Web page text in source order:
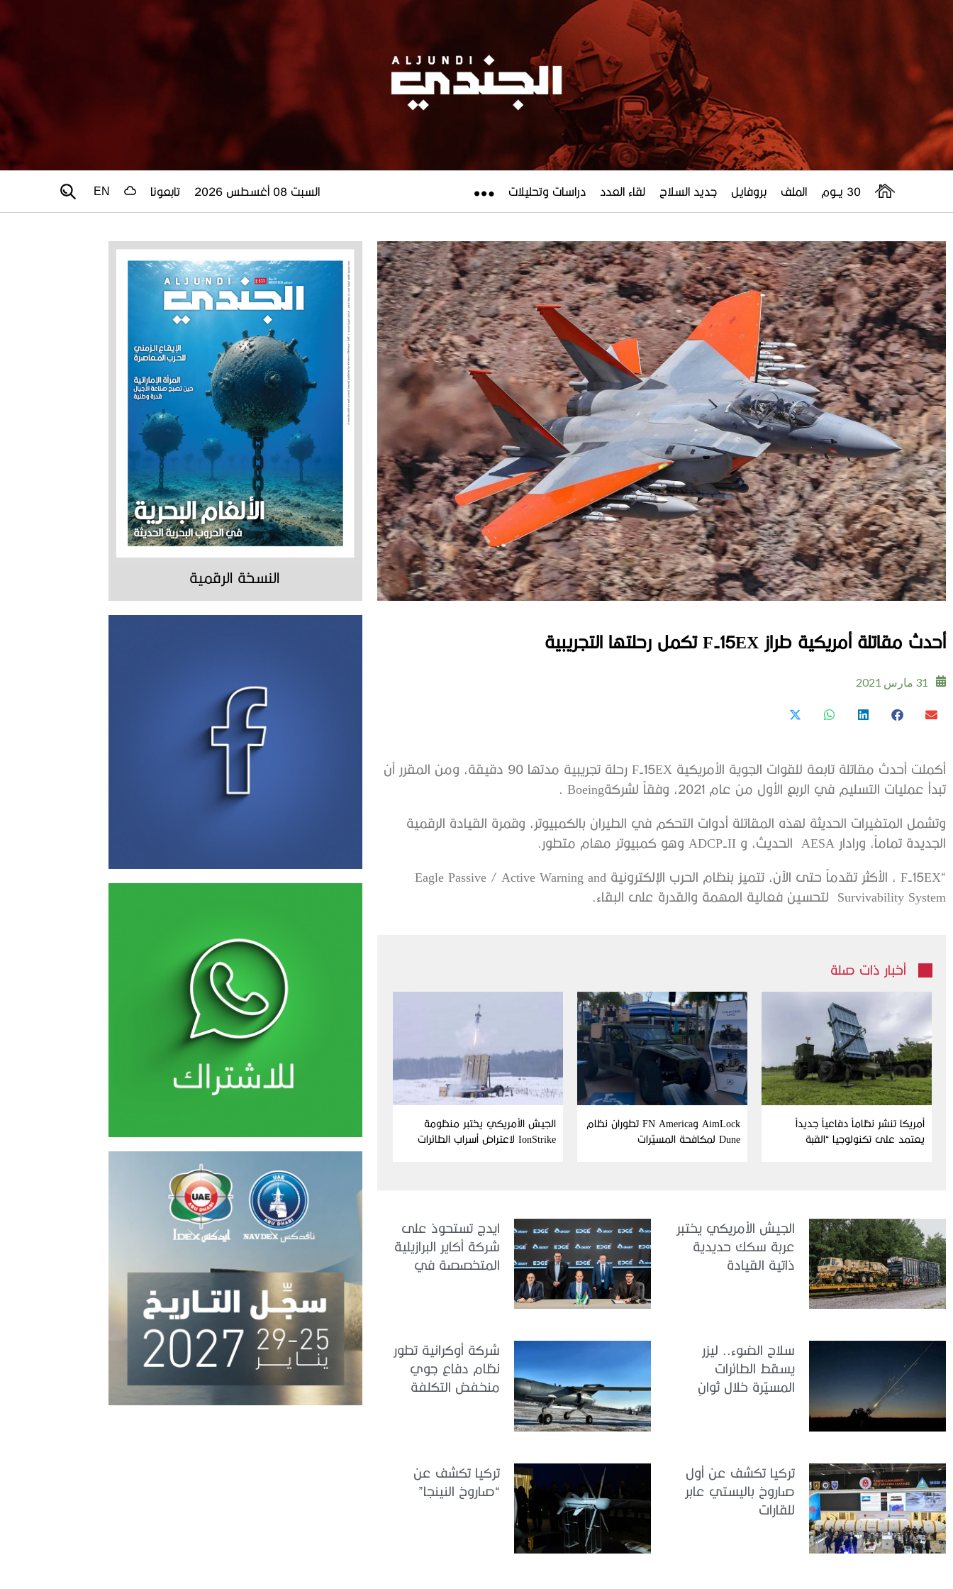
30 يــوم الملف بروفايل جديد السلاح لقاء العدد دراسات وتحليلات السبت 08 أغسطس 2026 تابعونا EN
أحدث مقاتلة أمريكية طراز F-15EX تكمل رحلتها التجريبية
31 مارس 2021
أكملت أحدث مقاتلة تابعة للقوات الجوية الأمريكية F-15EX رحلة تجريبية مدتها 90 دقيقة، ومن المقرر أن
تبدأ عمليات التسليم في الربع الأول من عام 2021، وفقاً لشركةBoeing .
وتشمل المتغيرات الحديثة لهذه المقاتلة أدوات التحكم في الطيران بالكمبيوتر، وقمرة القيادة الرقمية
الجديدة تماماً، ورادار AESA الحديث، و ADCP-II وهو كمبيوتر مهام متطور.
“F-15EX ، الأكثر تقدماً حتى الآن، تتميز بنظام الحرب الإلكترونية Eagle Passive / Active Warning and
Survivability System لتحسين فعالية المهمة والقدرة على البقاء.
أخبار ذات صلة
أمريكا تنشر نظاماً دفاعياً جديداً
يعتمد على تكنولوجيا “القبة
AimLock وFN America تطوران نظام
Dune لمكافحة المسيّرات
الجيش الأمريكي يختبر منظومة
IonStrike لاعتراض أسراب الطائرات
الجيش الأمريكي يختبر
عربة سكك حديدية
ذاتية القيادة
ايدج تستحوذ على
شركة أكاير البرازيلية
المتخصصة في
سلاح الضوء.. ليزر
يسقط الطائرات
المسيّرة خلال ثوانٍ
شركة أوكرانية تطور
نظام دفاع جوي
منخفض التكلفة
تركيا تكشف عن أول
صاروخ باليستي عابر
للقارات
تركيا تكشف عن
“صاروخ النينجا”
النسخة الرقمية